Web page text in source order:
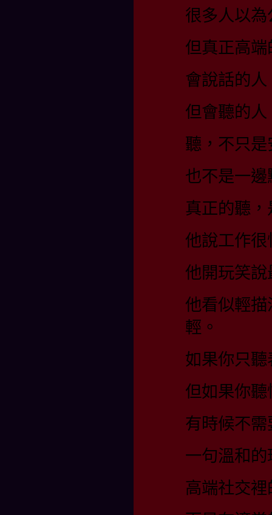
很多人以
但真正高
會說話的
但會聽的
聽，不只
也不是一
真正的聽
他說工作
他開玩笑
他看似輕
輕。
如果你只
但如果你
有時候不
一句溫和
高端社交